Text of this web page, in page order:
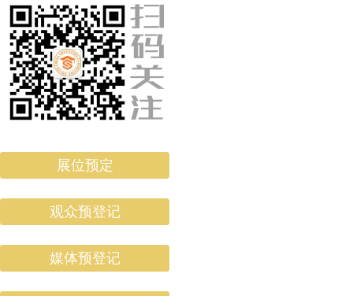
展位预定
观众预登记
媒体预登记